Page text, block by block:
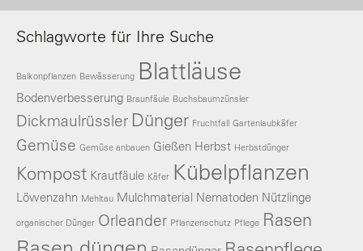
Schlagworte für Ihre Suche
Balkonpflanzen Bewässerung Blattläuse
Bodenverbesserung Braunfäule Buchsbaumzünsler
Dickmaulrüssler Dünger Fruchtfall Gartenlaubkäfer
Gemüse Gemüse anbauen Gießen Herbst Herbstdünger
Kompost Krautfäule Käfer Kübelpflanzen
Löwenzahn Mehltau Mulchmaterial Nematoden Nützlinge
organischer Dünger Orleander Pflanzenschutz Pflege Rasen